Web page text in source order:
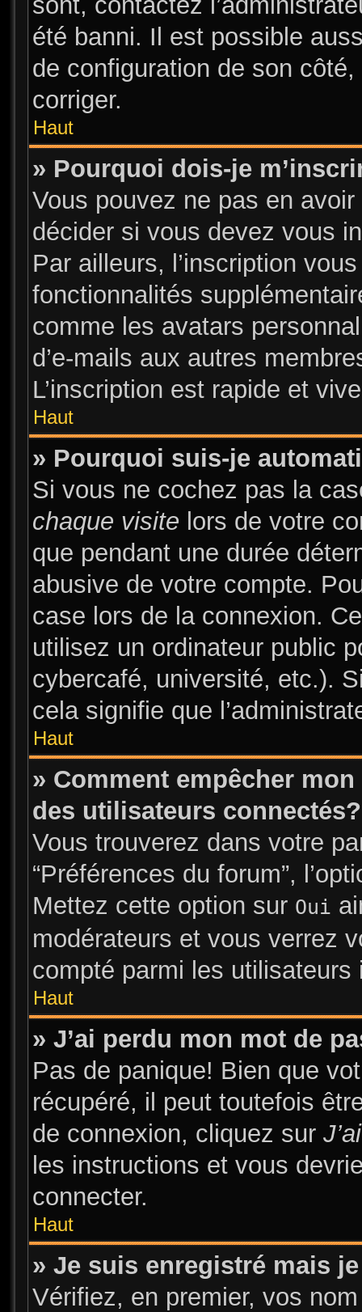
été banni. Il est possible
de configuration de son
corriger.
Haut
» Pourquoi dois-je
Vous pouvez ne pas en
décider si vous devez vous
Par ailleurs, l’inscription
fonctionnalités
comme les avatars
d’e-mails aux autres
L’inscription est rapide et
Haut
» Pourquoi suis-je
Si vous ne cochez pas la
chaque visite lors de votre
que pendant une durée
abusive de votre compte.
case lors de la connexion.
utilisez un ordinateur public
cybercafé, université, etc.).
cela signifie que
Haut
» Comment empêcher
des utilisateurs connectés?
Vous trouverez dans votre
“Préférences du forum”,
Mettez cette option sur Oui
modérateurs et vous verrez
compté parmi les utilisateurs
Haut
» J’ai perdu mon mot de
Pas de panique! Bien que
récupéré, il peut toutefois
de connexion, cliquez sur
les instructions et vous
connecter.
Haut
» Je suis enregistré mais
Vérifiez, en premier, vos